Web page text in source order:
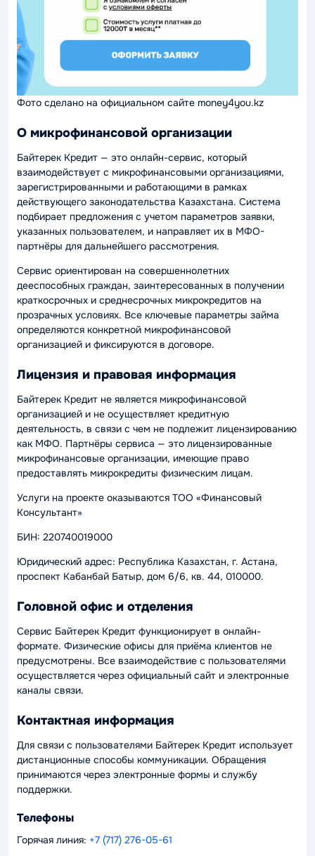
Фото сделано на официальном сайте money4you.kz
О микрофинансовой организации
Байтерек Кредит — это онлайн-сервис, который
взаимодействует с микрофинансовыми организациями,
зарегистрированными и работающими в рамках
действующего законодательства Казахстана. Система
подбирает предложения с учетом параметров заявки,
указанных пользователем, и направляет их в МФО-
партнёры для дальнейшего рассмотрения.
Сервис ориентирован на совершеннолетних
дееспособных граждан, заинтересованных в получении
краткосрочных и среднесрочных микрокредитов на
прозрачных условиях. Все ключевые параметры займа
определяются конкретной микрофинансовой
организацией и фиксируются в договоре.
Лицензия и правовая информация
Байтерек Кредит не является микрофинансовой
организацией и не осуществляет кредитную
деятельность, в связи с чем не подлежит лицензированию
как МФО. Партнёры сервиса — это лицензированные
микрофинансовые организации, имеющие право
предоставлять микрокредиты физическим лицам.
Услуги на проекте оказываются ТОО «Финансовый
Консультант»
БИН: 220740019000
Юридический адрес: Республика Казахстан, г. Астана,
проспект Кабанбай Батыр, дом 6/6, кв. 44, 010000.
Головной офис и отделения
Сервис Байтерек Кредит функционирует в онлайн-
формате. Физические офисы для приёма клиентов не
предусмотрены. Все взаимодействие с пользователями
осуществляется через официальный сайт и электронные
каналы связи.
Контактная информация
Для связи с пользователями Байтерек Кредит использует
дистанционные способы коммуникации. Обращения
принимаются через электронные формы и службу
поддержки.
Телефоны
Горячая линия: +7 (717) 276-05-61